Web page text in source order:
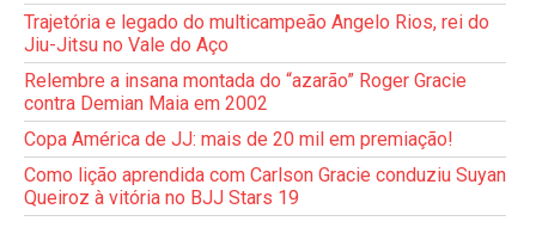
Trajetória e legado do multicampeão Angelo Rios, rei do
Jiu-Jitsu no Vale do Aço
Relembre a insana montada do “azarão” Roger Gracie
contra Demian Maia em 2002
Copa América de JJ: mais de 20 mil em premiação!
Como lição aprendida com Carlson Gracie conduziu Suyan
Queiroz à vitória no BJJ Stars 19